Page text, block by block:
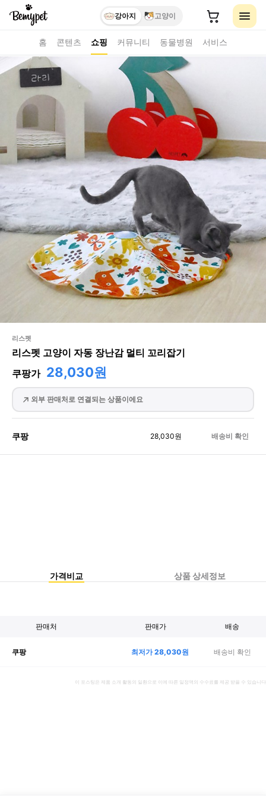
강아지 고양이
홈 콘텐츠 쇼핑 커뮤니티 동물병원 서비스
리스펫
리스펫 고양이 자동 장난감 멀티 꼬리잡기
쿠팡가 28,030원
외부 판매처로 연결되는 상품이에요
쿠팡 28,030원 배송비 확인
가격비교 상품 상세정보
판매처 판매가 배송
쿠팡 최저가28,030원 배송비 확인
이 포스팅은 제품 소개 활동의 일환으로 이에 따른 일정액의 수수료를 제공 받을 수 있습니다